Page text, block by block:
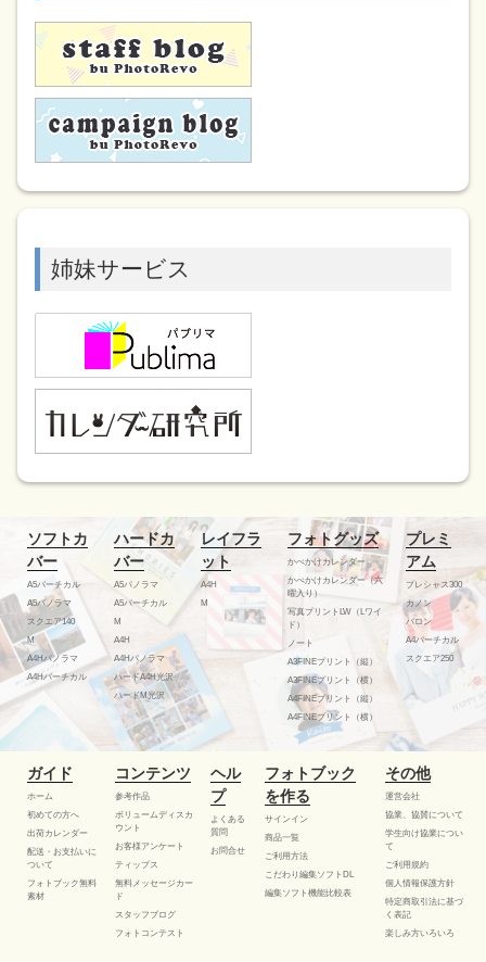
姉妹サービス
ソフトカ
バー
A5バーチカル
A5パノラマ
スクエア140
M
A4Hパノラマ
A4Hバーチカル
ハードカ
バー
A5パノラマ
A5バーチカル
M
A4H
A4Hパノラマ
ハードA4H光沢
ハードM光沢
レイフラ
ット
A4H
M
フォトグッズ
かべかけカレンダー
かべかけカレンダー（六
曜入り）
写真プリントLW（Lワイ
ド）
ノート
A3FINEプリント（縦）
A3FINEプリント（横）
A4FINEプリント（縦）
A4FINEプリント（横）
プレミ
アム
プレシャス300
カノン
バロン
A4バーチカル
スクエア250
ガイド
ホーム
初めての方へ
出荷カレンダー
配送・お支払いに
ついて
フォトブック無料
素材
コンテンツ
参考作品
ボリュームディスカ
ウント
お客様アンケート
ティップス
無料メッセージカー
ド
スタッフブログ
フォトコンテスト
ヘル
プ
よくある
質問
お問合せ
フォトブック
を作る
サインイン
商品一覧
ご利用方法
こだわり編集ソフトDL
編集ソフト機能比較表
その他
運営会社
協業、協賛について
学生向け協業につい
て
ご利用規約
個人情報保護方針
特定商取引法に基づ
く表記
楽しみ方いろいろ